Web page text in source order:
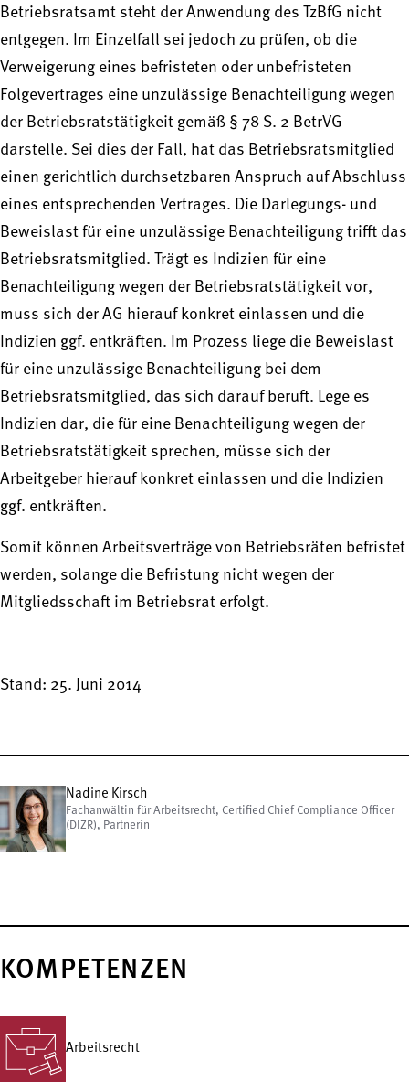
Betriebsratsamt steht der Anwendung des TzBfG nicht
entgegen. Im Einzelfall sei jedoch zu prüfen, ob die
Verweigerung eines befristeten oder unbefristeten
Folgevertrages eine unzulässige Benachteiligung wegen
der Betriebsratstätigkeit gemäß § 78 S. 2 BetrVG
darstelle. Sei dies der Fall, hat das Betriebsratsmitglied
einen gerichtlich durchsetzbaren Anspruch auf Abschluss
eines entsprechenden Vertrages. Die Darlegungs- und
Beweislast für eine unzulässige Benachteiligung trifft das
Betriebsratsmitglied. Trägt es Indizien für eine
Benachteiligung wegen der Betriebsratstätigkeit vor,
muss sich der AG hierauf konkret einlassen und die
Indizien ggf. entkräften. Im Prozess liege die Beweislast
für eine unzulässige Benachteiligung bei dem
Betriebsratsmitglied, das sich darauf beruft. Lege es
Indizien dar, die für eine Benachteiligung wegen der
Betriebsratstätigkeit sprechen, müsse sich der
Arbeitgeber hierauf konkret einlassen und die Indizien
ggf. entkräften.
Somit können Arbeitsverträge von Betriebsräten befristet
werden, solange die Befristung nicht wegen der
Mitgliedsschaft im Betriebsrat erfolgt.
Stand: 25. Juni 2014
Nadine Kirsch
Fachanwältin für Arbeitsrecht, Certified Chief Compliance Officer
(DIZR), Partnerin
KOMPETENZEN
Arbeitsrecht